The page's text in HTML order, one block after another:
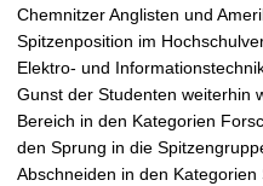
Chemnitzer Anglisten und
Spitzenposition im
Elektro- und
Gunst der Studenten weiterhin
Bereich in den Kategorien
den Sprung in die
Abschneiden in den Kategorien